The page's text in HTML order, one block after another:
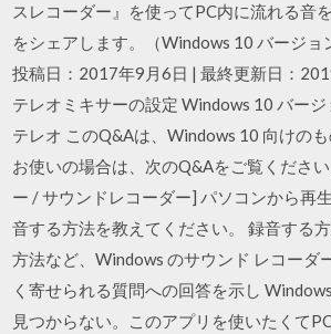
スレコーダー』を使ってPC内に流れる音
をシェアします。（Windows 10 バージョ
投稿日：2017年9月6日 | 最終更新日：
テレオミキサーの設定 Windows 10 バー
テレオ このQ&Aは、Windows 10 向けの
お使いの場合は、次のQ&Aをご覧くださ
ー / サウンドレコーダー] パソコンから再
音する方法を教えてください。 録音する
方法など、Windows のサウンド レコーダ
く寄せられる質問への回答を示し
見つからない。このアプリを使いたくて